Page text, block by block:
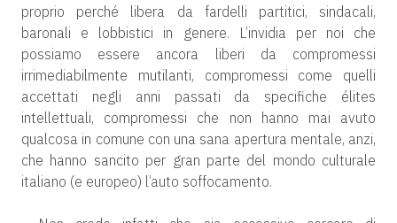
proprio perché libera da fardelli partitici, sindacali,
baronali e lobbistici in genere. L’invidia per noi che
possiamo essere ancora liberi da compromessi
irrimediabilmente mutilanti, compromessi come quelli
accettati negli anni passati da specifiche élites
intellettuali, compromessi che non hanno mai avuto
qualcosa in comune con una sana apertura mentale, anzi,
che hanno sancito per gran parte del mondo culturale
italiano (e europeo) l’auto soffocamento.